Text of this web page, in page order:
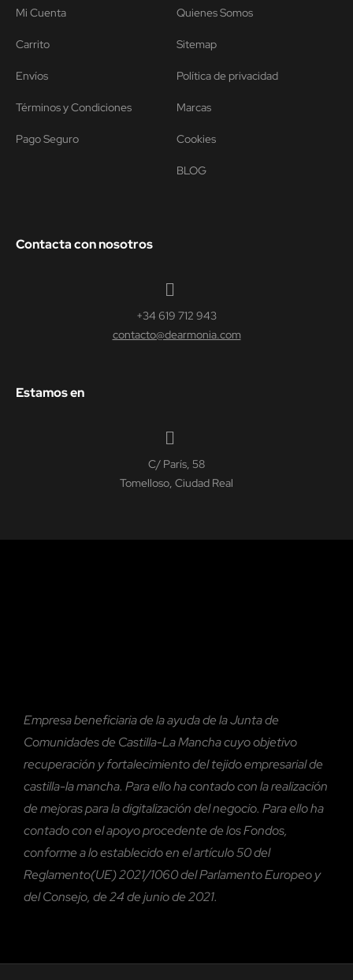
Mi Cuenta
Carrito
Envíos
Términos y Condiciones
Pago Seguro
Quienes Somos
Sitemap
Política de privacidad
Marcas
Cookies
BLOG
Contacta con nosotros
+34 619 712 943
contacto@dearmonia.com
Estamos en
C/ París, 58
Tomelloso, Ciudad Real
Empresa beneficiaria de la ayuda de la Junta de
Comunidades de Castilla-La Mancha cuyo objetivo
recuperación y fortalecimiento del tejido empresarial de
castilla-la mancha. Para ello ha contado con la realización
de mejoras para la digitalización del negocio. Para ello ha
contado con elapoyo procedente de los Fondos,
conforme a lo establecido en el artículo 50 del
Reglamento(UE) 2021/1060 del Parlamento Europeo y
del Consejo, de 24 de junio de 2021.